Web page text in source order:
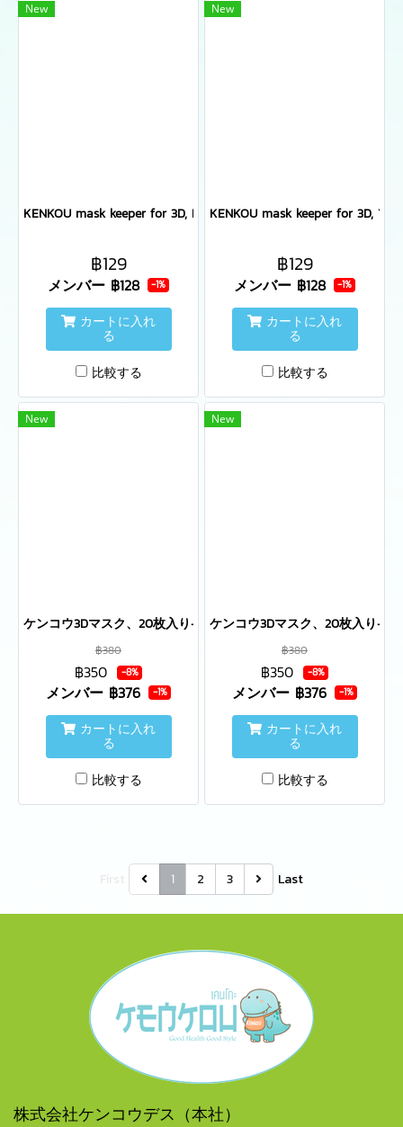
New
KENKOU mask keeper for 3D, Hiru pattern
฿129
メンバー ฿128 -1%
カートに入れ
る
比較する
New
KENKOU mask keeper for 3D,
฿129
メンバー ฿128 -1%
カートに入れ
る
比較する
New
ケンコウ3Dマスク、20枚入り-白
฿380
฿350 -8%
メンバー ฿376 -1%
カートに入れ
る
比較する
New
ケンコウ3Dマスク、20枚入り-
฿380
฿350 -8%
メンバー ฿376 -1%
カートに入れ
る
比較する
1 2 3 Last
株式会社ケンコウデス（本社）